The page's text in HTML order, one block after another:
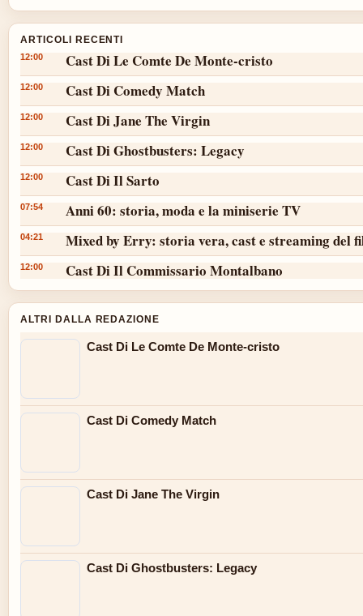
ARTICOLI RECENTI
12:00 Cast Di Le Comte De Monte-cristo
12:00 Cast Di Comedy Match
12:00 Cast Di Jane The Virgin
12:00 Cast Di Ghostbusters: Legacy
12:00 Cast Di Il Sarto
07:54 Anni 60: storia, moda e la miniserie TV
04:21 Mixed by Erry: storia vera, cast e streaming del
12:00 Cast Di Il Commissario Montalbano
ALTRI DALLA REDAZIONE
Cast Di Le Comte De Monte-cristo
Cast Di Comedy Match
Cast Di Jane The Virgin
Cast Di Ghostbusters: Legacy